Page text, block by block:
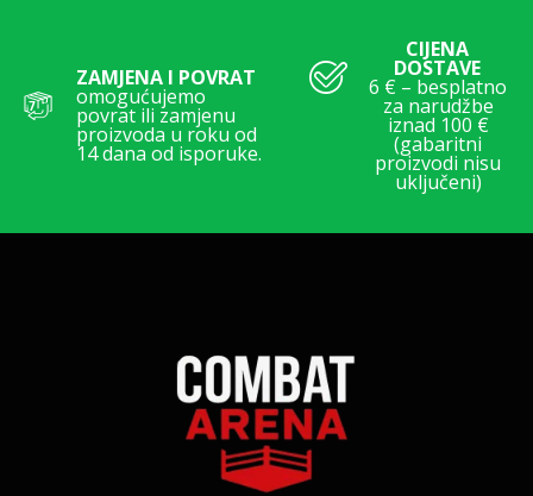
ZAMJENA I POVRAT
omogućujemo
povrat ili zamjenu
proizvoda u roku od
14 dana od isporuke.
CIJENA
DOSTAVE
6 € – besplatno
za narudžbe
iznad 100 €
(gabaritni
proizvodi nisu
uključeni)